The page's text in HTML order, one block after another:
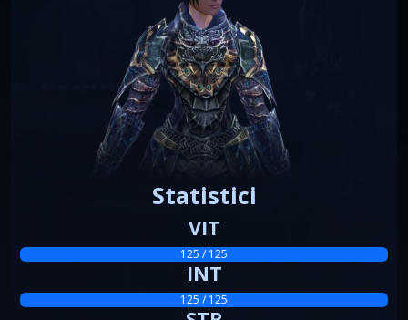
Statistici
VIT
125 / 125
INT
125 / 125